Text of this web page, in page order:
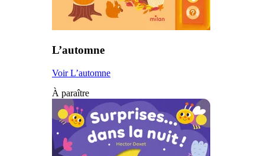
L’automne
Voir L’automne
À paraître